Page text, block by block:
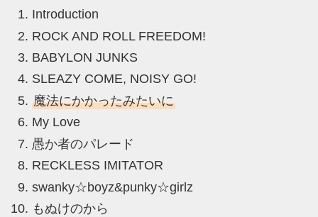
Introduction
ROCK AND ROLL FREEDOM!
BABYLON JUNKS
SLEAZY COME, NOISY GO!
魔法にかかったみたいに
My Love
愚か者のパレード
RECKLESS IMITATOR
swanky☆boyz&punky☆girlz
もぬけのから